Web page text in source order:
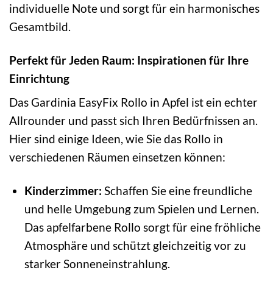
individuelle Note und sorgt für ein harmonisches
Gesamtbild.
Perfekt für Jeden Raum: Inspirationen für Ihre
Einrichtung
Das Gardinia EasyFix Rollo in Apfel ist ein echter
Allrounder und passt sich Ihren Bedürfnissen an.
Hier sind einige Ideen, wie Sie das Rollo in
verschiedenen Räumen einsetzen können:
Kinderzimmer: Schaffen Sie eine freundliche
und helle Umgebung zum Spielen und Lernen.
Das apfelfarbene Rollo sorgt für eine fröhliche
Atmosphäre und schützt gleichzeitig vor zu
starker Sonneneinstrahlung.